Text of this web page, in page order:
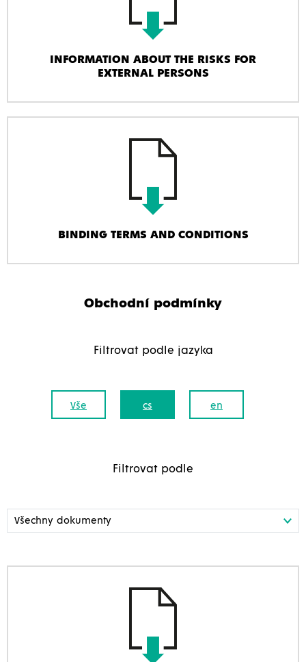
INFORMATION ABOUT THE RISKS FOR
EXTERNAL PERSONS
BINDING TERMS AND CONDITIONS
Obchodní podmínky
Filtrovat podle jazyka
Vše cs en
Filtrovat podle